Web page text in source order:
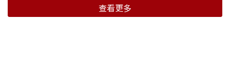
查看更多